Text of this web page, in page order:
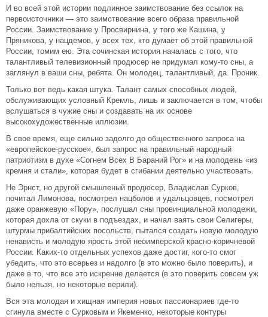
И во всей этой истории подлинное заимствование без ссылок на
первоисточники — это заимствование всего образа правильной
России. Заимствование у Просвирнина, у того же Кашина, у
Пряникова, у нацдемов, у всех тех, кто думает об этой правильной
России, томим ею. Эта сочинская история началась с того, что
талантливый телевизионный продюсер не придумал кому-то сны, а
заглянул в ваши сны, ребята. Он молодец, талантливый, да. Проник.
Только вот ведь какая штука. Талант самых способных людей,
обслуживающих условный Кремль, лишь и заключается в том, чтобы
вслушаться в чужие сны и создавать на их основе
высокохудожественные иллюзии.
В свое время, еще сильно задолго до общественного запроса на
«европейское-русское», был запрос на правильный народный
патриотизм в духе «Согнем Всех В Бараний Рог» и на молодежь «из
кремня и стали», которая будет в сгибании деятельно участвовать.
Не Эрнст, но другой смышленый продюсер, Владислав Сурков,
почитал Лимонова, посмотрел нацболов и удальцовцев, посмотрел
даже оранжевую «Пору», послушал сны провинциальной молодежи,
которая дохла от скуки в подъездах, и начал ваять свои Селигеры,
штурмы прибалтийских посольств, пытался создать новую молодую
ненависть и молодую ярость этой неоимперской красно-коричневой
России. Каких-то отдельных успехов даже достиг, кого-то смог
убедить, что это всерьез и надолго (в это можно было поверить), и
даже в то, что все это искренне делается (в это поверить совсем уж
было нельзя, но некоторые верили).
Вся эта молодая и хищная империя новых пассионариев где-то
сгинула вместе с Сурковым и Якеменко, некоторые контуры